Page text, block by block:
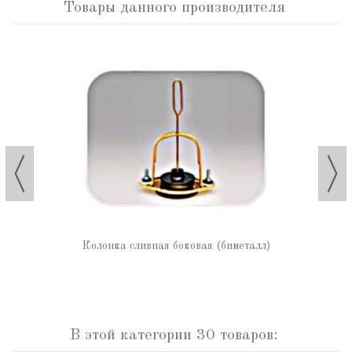
Товары данного производителя
Колонка сливная боковая (биметалл)
В этой категории 30 товаров: